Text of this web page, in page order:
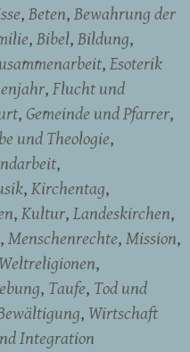
Beten Bewahrung der
Bibel Bildung
Esoterik
Flucht und
Gemeinde und Pfarrer
und Theologie
Kirchentag
Kultur Landeskirchen
Menschenrechte Mission
Taufe Tod und
Wirtschaft
Integration